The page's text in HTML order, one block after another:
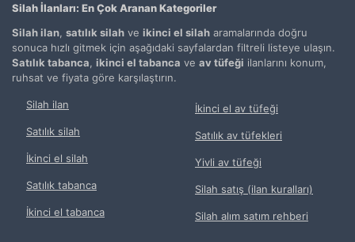
Silah İlanları: En Çok Aranan Kategoriler
Silah ilan satılık silah ve ikinci el silah aramalarında doğru
sonuca hızlı gitmek için aşağıdaki sayfalardan filtreli listeye ulaşın.
Satılık tabanca ikinci el tabanca ve av tüfeği ilanlarını konum,
ruhsat ve fiyata göre karşılaştırın.
Silah ilan
Satılık silah
İkinci el silah
Satılık tabanca
İkinci el tabanca
İkinci el av tüfeği
Satılık av tüfekleri
Yivli av tüfeği
Silah satış (ilan kuralları)
Silah alım satım rehberi